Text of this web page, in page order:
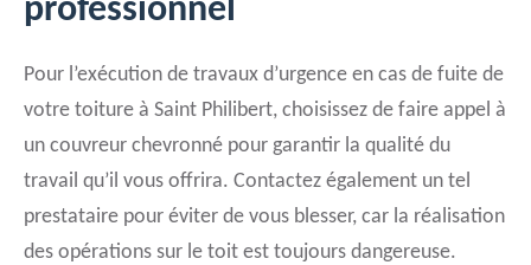
professionnel
Pour l’exécution de travaux d’urgence en cas de fuite de
votre toiture à Saint Philibert, choisissez de faire appel à
un couvreur chevronné pour garantir la qualité du
travail qu’il vous offrira. Contactez également un tel
prestataire pour éviter de vous blesser, car la réalisation
des opérations sur le toit est toujours dangereuse.